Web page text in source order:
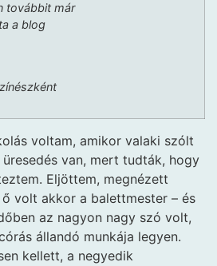
továbbit már
a blog
voltam, amikor valaki szólt
van, mert tudták, hogy
Eljöttem, megnézett
ő volt akkor a balettmester – és
az nagyon nagy szó volt,
állandó munkája legyen.
kellett, a negyedik